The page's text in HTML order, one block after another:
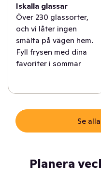
Iskalla glassar
Över 230 glassorter,
och vi låter ingen
smälta på vägen hem.
Fyll frysen med dina
favoriter i sommar
Se
Planera